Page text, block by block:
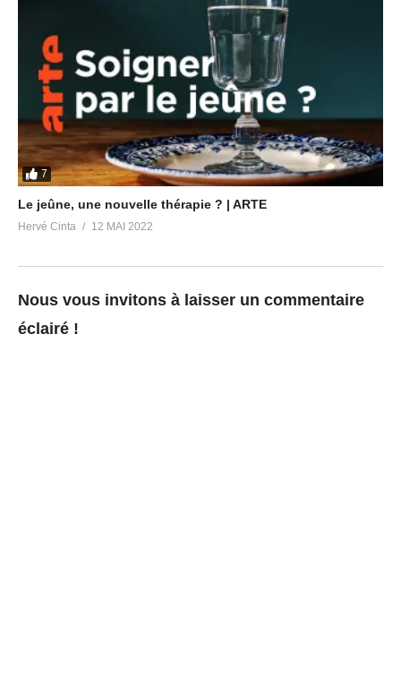
7
Le jeûne, une nouvelle thérapie ? | ARTE
Hervé Cinta 12 MAI 2022
Nous vous invitons à laisser un commentaire
éclairé !